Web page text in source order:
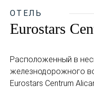
ОТЕЛЬ
Eurostars
Расположенный в
железнодорожного
Eurostars Centrum